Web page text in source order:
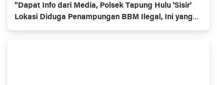
"Dapat Info dari Media, Polsek Tapung Hulu 'Sisir'
Lokasi Diduga Penampungan BBM Ilegal, Ini yang
Ditemukan!"